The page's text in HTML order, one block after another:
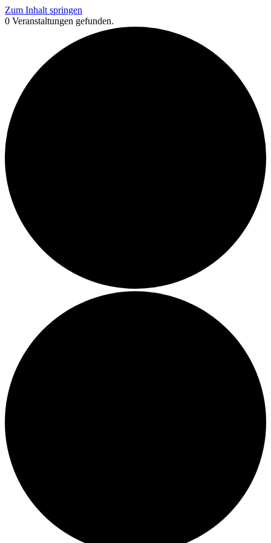
Zum Inhalt springen
0 Veranstaltungen gefunden.